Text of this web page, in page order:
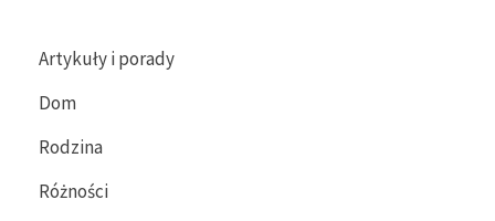
Artykuły i porady
Dom
Rodzina
Różności